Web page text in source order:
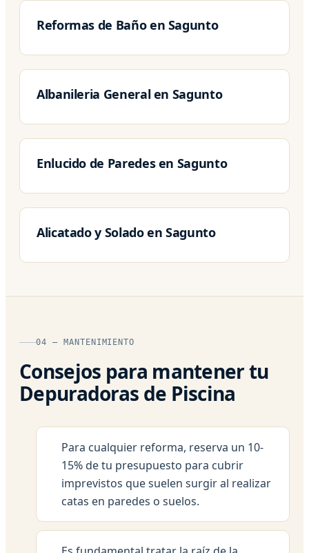
Reformas de Baño en Sagunto
Albanileria General en Sagunto
Enlucido de Paredes en Sagunto
Alicatado y Solado en Sagunto
04 — MANTENIMIENTO
Consejos para mantener tu
Depuradoras de Piscina
Para cualquier reforma, reserva un 10-
15% de tu presupuesto para cubrir
imprevistos que suelen surgir al realizar
catas en paredes o suelos.